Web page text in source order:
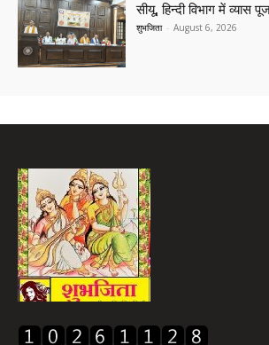
सीयू, हिन्दी विभाग में व्यास
शुभजिता - August 6, 2026